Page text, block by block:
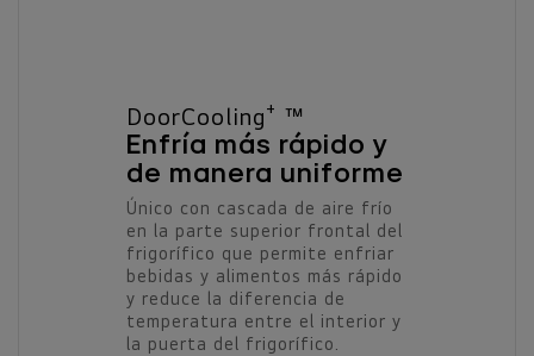
DoorCooling⁺ ™
Enfría más rápido y
de manera uniforme
Único con cascada de aire frío
en la parte superior frontal del
frigorífico que permite enfriar
bebidas y alimentos más rápido
y reduce la diferencia de
temperatura entre el interior y
la puerta del frigorífico.